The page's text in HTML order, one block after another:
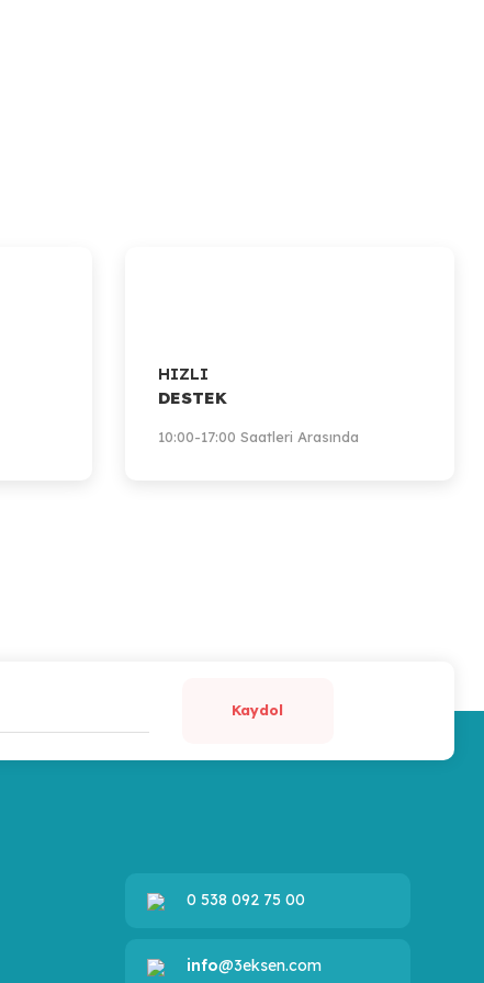
HIZLI
DESTEK
10:00-17:00 Saatleri Arasında
Kaydol
0 538 092 75 00
info@3eksen.com